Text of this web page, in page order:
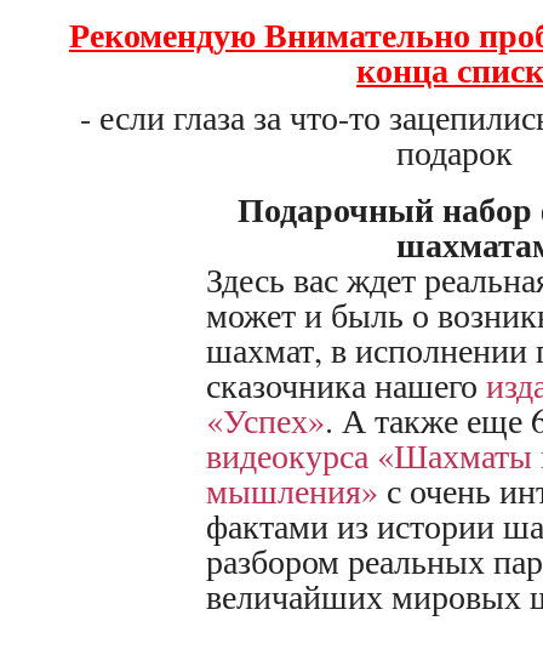
Рекомендую Внимательно
конца
- если глаза за что-то
подарок
Подарочный
Здесь вас ждет
может и быль о
шахмат, в исполнении
сказочника нашего
«Успех». А также еще
видеокурса «Шахматы
мышления» с очень
фактами из истории
разбором реальных
величайших мировых